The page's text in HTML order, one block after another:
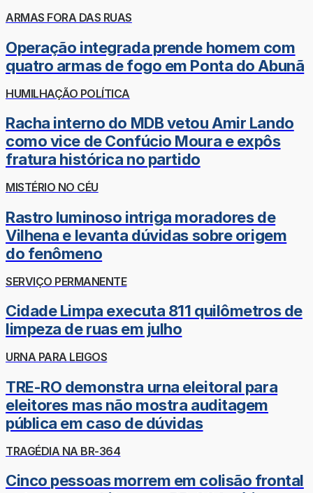
ARMAS FORA DAS RUAS
Operação integrada prende homem com
quatro armas de fogo em Ponta do Abunã
HUMILHAÇÃO POLÍTICA
Racha interno do MDB vetou Amir Lando
como vice de Confúcio Moura e expôs
fratura histórica no partido
MISTÉRIO NO CÉU
Rastro luminoso intriga moradores de
Vilhena e levanta dúvidas sobre origem
do fenômeno
SERVIÇO PERMANENTE
Cidade Limpa executa 811 quilômetros de
limpeza de ruas em julho
URNA PARA LEIGOS
TRE-RO demonstra urna eleitoral para
eleitores mas não mostra auditagem
pública em caso de dúvidas
TRAGÉDIA NA BR-364
Cinco pessoas morrem em colisão frontal